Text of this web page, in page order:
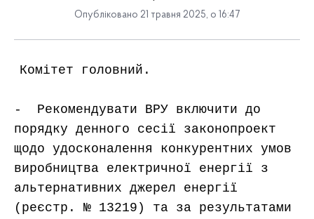
Опубліковано 21 травня 2025, о 16:47
Комітет головний.
-  Рекомендувати ВРУ включити до
порядку денного сесії законопроект
щодо удосконалення конкурентних умов
виробництва електричної енергії з
альтернативних джерел енергії
(реєстр. № 13219) та за результатами